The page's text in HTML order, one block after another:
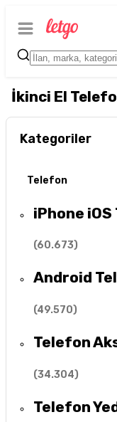
İkinci El
Kategoriler
Telefon
iPhone
(60.673)
Android
(49.570)
Telefon
(34.304)
Telefon